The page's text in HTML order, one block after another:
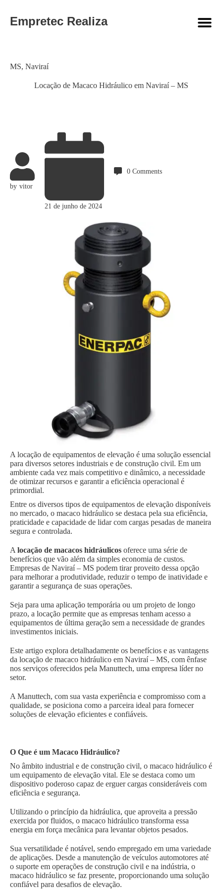
Empretec Realiza
Locação de Macaco Hidráulico em Naviraí – MS
Category
MS, Naviraí
by vitor
21 de junho de 2024
0 Comments
A locação de equipamentos de elevação é uma solução essencial
para diversos setores industriais e de construção civil. Em um
ambiente cada vez mais competitivo e dinâmico, a necessidade
de otimizar recursos e garantir a eficiência operacional é
primordial.
Entre os diversos tipos de equipamentos de elevação disponíveis
no mercado, o macaco hidráulico se destaca pela sua eficiência,
praticidade e capacidade de lidar com cargas pesadas de maneira
segura e controlada.
A locação de macacos hidráulicos oferece uma série de
benefícios que vão além da simples economia de custos.
Empresas de Naviraí – MS podem tirar proveito dessa opção
para melhorar a produtividade, reduzir o tempo de inatividade e
garantir a segurança de suas operações.
Seja para uma aplicação temporária ou um projeto de longo
prazo, a locação permite que as empresas tenham acesso a
equipamentos de última geração sem a necessidade de grandes
investimentos iniciais.
Este artigo explora detalhadamente os benefícios e as vantagens
da locação de macaco hidráulico em Naviraí – MS, com ênfase
nos serviços oferecidos pela Manuttech, uma empresa líder no
setor.
A Manuttech, com sua vasta experiência e compromisso com a
qualidade, se posiciona como a parceira ideal para fornecer
soluções de elevação eficientes e confiáveis.
O Que é um Macaco Hidráulico?
No âmbito industrial e de construção civil, o macaco hidráulico é
um equipamento de elevação vital. Ele se destaca como um
dispositivo poderoso capaz de erguer cargas consideráveis com
eficiência e segurança.
Utilizando o princípio da hidráulica, que aproveita a pressão
exercida por fluidos, o macaco hidráulico transforma essa
energia em força mecânica para levantar objetos pesados.
Sua versatilidade é notável, sendo empregado em uma variedade
de aplicações. Desde a manutenção de veículos automotores até
o suporte em operações de construção civil e na indústria, o
macaco hidráulico se faz presente, proporcionando uma solução
confiável para desafios de elevação.